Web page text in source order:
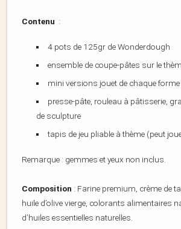
Contenu :
4 pots de 125gr de Wonderdough
ensemble de coupe-pâtes sur le
mini versions jouet de chaque forme
presse-pâte, rouleau à pâtisserie,
de sculpture
tapis de jeu pliable à thème (peut
Remarque : gemmes et yeux non inclus.
Composition : Farine premium, crème de
huile d’olive vierge, colorants alimentaires
d’huiles essentielles naturelles.